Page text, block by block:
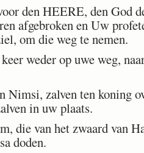
den HEERE, den God
afgebroken en Uw
om die weg te nemen.
weder op uwe weg,
Nimsi, zalven ten koning
in uw plaats.
die van het zwaard van
doden.